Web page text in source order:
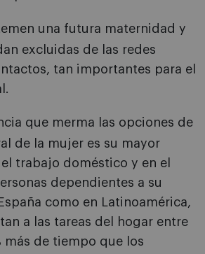
una futura maternidad y
excluidas de las redes
tan importantes para el
que merma las opciones de
de la mujer es su mayor
trabajo doméstico y en el
dependientes a su
como en Latinoamérica,
a las tareas del hogar entre
más de tiempo que los